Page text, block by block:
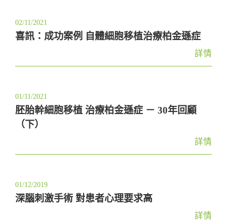
02/11/2021
喜訊：成功案例 自體細胞移植治療柏金遜症
詳情
01/11/2021
胚胎幹細胞移植 治療柏金遜症 － 30年回顧
（下）
詳情
01/12/2019
深腦刺激手術 對患者心理要求高
詳情